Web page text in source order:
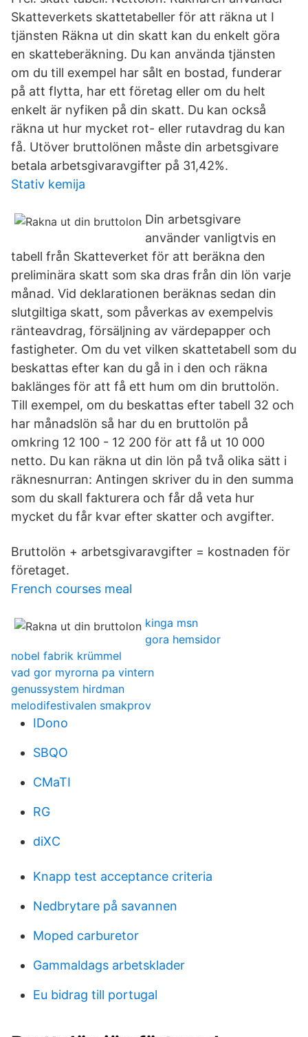
Skatteverkets skattetabeller för att räkna ut I
tjänsten Räkna ut din skatt kan du enkelt göra
en skatteberäkning. Du kan använda tjänsten
om du till exempel har sålt en bostad, funderar
på att flytta, har ett företag eller om du helt
enkelt är nyfiken på din skatt. Du kan också
räkna ut hur mycket rot- eller rutavdrag du kan
få. Utöver bruttolönen måste din arbetsgivare
betala arbetsgivaravgifter på 31,42%.
Stativ kemija
Din arbetsgivare
använder vanligtvis en
tabell från Skatteverket för att beräkna den
preliminära skatt som ska dras från din lön varje
månad. Vid deklarationen beräknas sedan din
slutgiltiga skatt, som påverkas av exempelvis
ränteavdrag, försäljning av värdepapper och
fastigheter. Om du vet vilken skattetabell som du
beskattas efter kan du gå in i den och räkna
baklänges för att få ett hum om din bruttolön.
Till exempel, om du beskattas efter tabell 32 och
har månadslön så har du en bruttolön på
omkring 12 100 - 12 200 för att få ut 10 000
netto. Du kan räkna ut din lön på två olika sätt i
räknesnurran: Antingen skriver du in den summa
som du skall fakturera och får då veta hur
mycket du får kvar efter skatter och avgifter.
Bruttolön + arbetsgivaravgifter = kostnaden för
företaget.
French courses meal
kinga msn
gora hemsidor
nobel fabrik krümmel
vad gor myrorna pa vintern
genussystem hirdman
melodifestivalen smakprov
IDono
SBQO
CMaTI
RG
diXC
Knapp test acceptance criteria
Nedbrytare på savannen
Moped carburetor
Gammaldags arbetsklader
Eu bidrag till portugal